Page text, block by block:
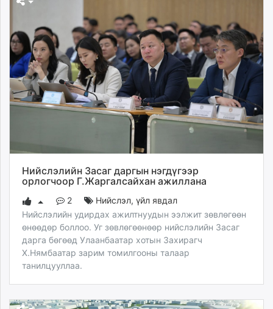
Нийслэлийн Засаг даргын нэгдүгээр
орлогчоор Г.Жаргалсайхан ажиллана
2 Нийслэл,үйл явдал
Нийслэлийн удирдах ажилтнуудын ээлжит зөвлөгөөн
өнөөдөр боллоо. Уг зөвлөгөөнөөр нийслэлийн Засаг
дарга бөгөөд Улаанбаатар хотын Захирагч
Х.Нямбаатар зарим томилгооны талаар
танилцууллаа.